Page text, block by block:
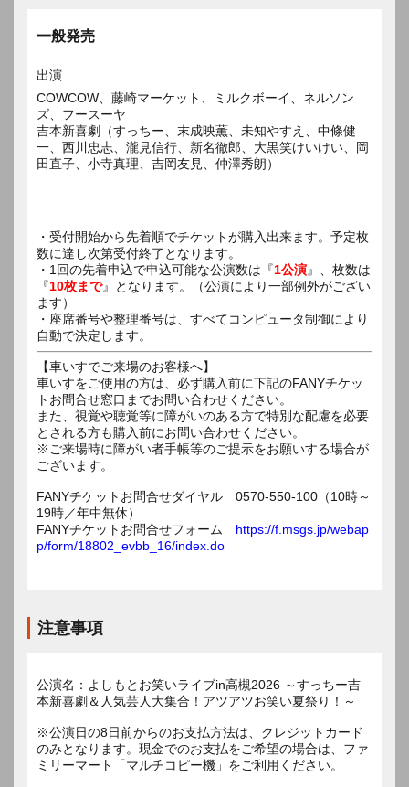
一般発売
出演
COWCOW、藤崎マーケット、ミルクボーイ、ネルソン
ズ、フースーヤ
吉本新喜劇（すっちー、末成映薫、未知やすえ、中條健
一、西川忠志、瀧見信行、新名徹郎、大黒笑けいけい、岡
田直子、小寺真理、吉岡友見、仲澤秀朗）
・受付開始から先着順でチケットが購入出来ます。予定枚
数に達し次第受付終了となります。
・1回の先着申込で申込可能な公演数は『1公演』、枚数は
『10枚まで』となります。（公演により一部例外がござい
ます）
・座席番号や整理番号は、すべてコンピュータ制御により
自動で決定します。
【車いすでご来場のお客様へ】
車いすをご使用の方は、必ず購入前に下記のFANYチケッ
トお問合せ窓口までお問い合わせください。
また、視覚や聴覚等に障がいのある方で特別な配慮を必要
とされる方も購入前にお問い合わせください。
※ご来場時に障がい者手帳等のご提示をお願いする場合が
ございます。
FANYチケットお問合せダイヤル 0570-550-100（10時～
19時／年中無休）
FANYチケットお問合せフォーム https://f.msgs.jp/webap
p/form/18802_evbb_16/index.do
注意事項
公演名：よしもとお笑いライブin高槻2026 ～すっちー吉
本新喜劇＆人気芸人大集合！アツアツお笑い夏祭り！～
※公演日の8日前からのお支払方法は、クレジットカード
のみとなります。現金でのお支払をご希望の場合は、ファ
ミリーマート「マルチコピー機」をご利用ください。